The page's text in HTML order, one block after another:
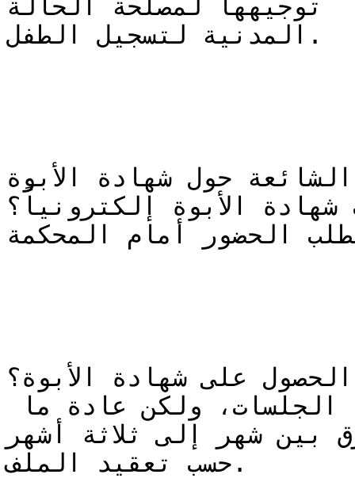
توجيهها لمصلحة الحالة
المدنية لتسجيل الطفل.
الشائعة حول شهادة الأبوة
الأبوة إلكترونياً؟
الحضور أمام المحكمة.
على شهادة الأبوة؟
بين شهر إلى ثلاثة أشهر،
حسب تعقيد الملف.